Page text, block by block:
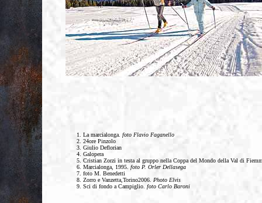
La marcialonga. foto Flavio Faganello
24ore Pinzolo
Giulio Deflorian
Galopera
Cristian Zorzi in testa al gruppo nella Coppa del Mondo della Val di
Marcialonga, 1995. foto P. Orler Dellasega
foto M. Benedetti
Zorro e Vanzetta,Torino2006.
Photo Elvis
Sci di fondo a Campiglio. foto Carlo Baroni